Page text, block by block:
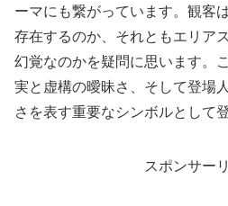
ーマにも繋がっています。観客
存在するのか、それともエリア
幻覚なのかを疑問に思います。
実と虚構の曖昧さ、そして登場
さを表す重要なシンボルとして
スポンサー